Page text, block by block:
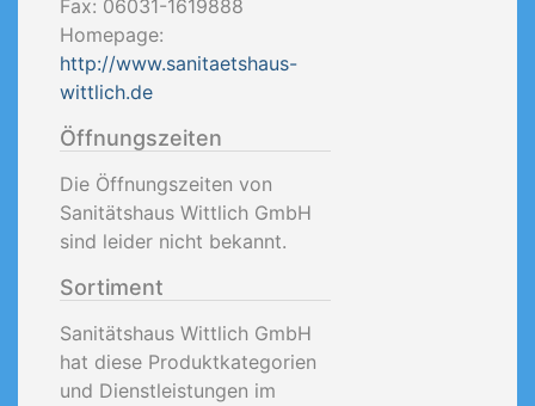
Fax: 06031-1619888
Homepage:
http://www.sanitaetshaus-
wittlich.de
Öffnungszeiten
Die Öffnungszeiten von
Sanitätshaus Wittlich GmbH
sind leider nicht bekannt.
Sortiment
Sanitätshaus Wittlich GmbH
hat diese Produktkategorien
und Dienstleistungen im